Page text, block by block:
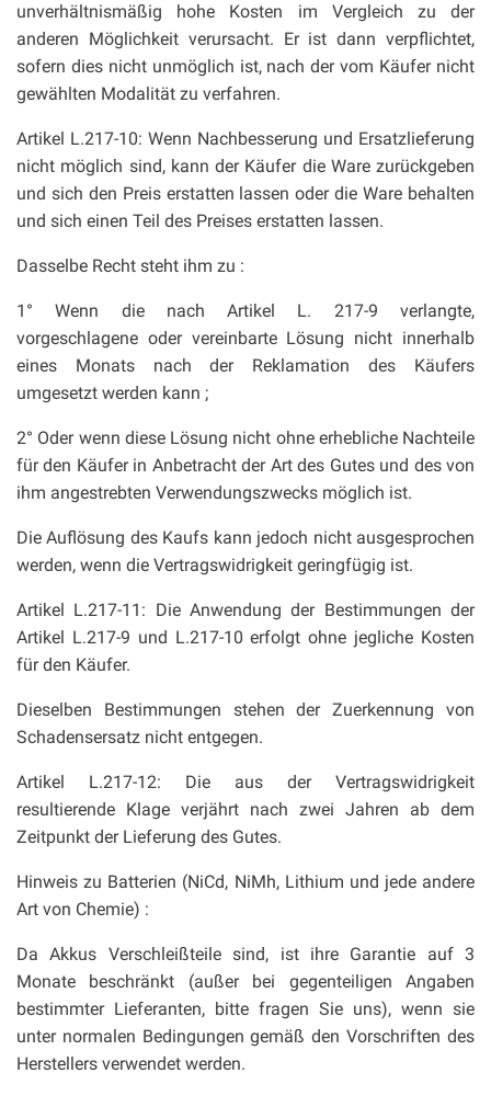
unverhältnismäßig hohe Kosten im Vergleich zu der
anderen Möglichkeit verursacht. Er ist dann verpflichtet,
sofern dies nicht unmöglich ist, nach der vom Käufer nicht
gewählten Modalität zu verfahren.
Artikel L.217-10: Wenn Nachbesserung und Ersatzlieferung
nicht möglich sind, kann der Käufer die Ware zurückgeben
und sich den Preis erstatten lassen oder die Ware behalten
und sich einen Teil des Preises erstatten lassen.
Dasselbe Recht steht ihm zu :
1° Wenn die nach Artikel L. 217-9 verlangte,
vorgeschlagene oder vereinbarte Lösung nicht innerhalb
eines Monats nach der Reklamation des Käufers
umgesetzt werden kann ;
2° Oder wenn diese Lösung nicht ohne erhebliche Nachteile
für den Käufer in Anbetracht der Art des Gutes und des von
ihm angestrebten Verwendungszwecks möglich ist.
Die Auflösung des Kaufs kann jedoch nicht ausgesprochen
werden, wenn die Vertragswidrigkeit geringfügig ist.
Artikel L.217-11: Die Anwendung der Bestimmungen der
Artikel L.217-9 und L.217-10 erfolgt ohne jegliche Kosten
für den Käufer.
Dieselben Bestimmungen stehen der Zuerkennung von
Schadensersatz nicht entgegen.
Artikel L.217-12: Die aus der Vertragswidrigkeit
resultierende Klage verjährt nach zwei Jahren ab dem
Zeitpunkt der Lieferung des Gutes.
Hinweis zu Batterien (NiCd, NiMh, Lithium und jede andere
Art von Chemie) :
Da Akkus Verschleißteile sind, ist ihre Garantie auf 3
Monate beschränkt (außer bei gegenteiligen Angaben
bestimmter Lieferanten, bitte fragen Sie uns), wenn sie
unter normalen Bedingungen gemäß den Vorschriften des
Herstellers verwendet werden.